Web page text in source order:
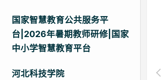
国家智慧教育公共服务平
台|2026年暑期教师研修|国家
中小学智慧教育平台
河北科技学院